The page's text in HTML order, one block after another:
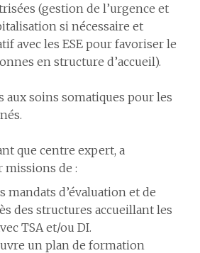
(gestion de l’urgence et
si nécessaire et
avec les ESE pour favoriser le
en structure d’accueil).
aux soins somatiques pour les
que centre expert, a
missions de :
mandats d’évaluation et de
des structures accueillant les
TSA et/ou DI.
un plan de formation